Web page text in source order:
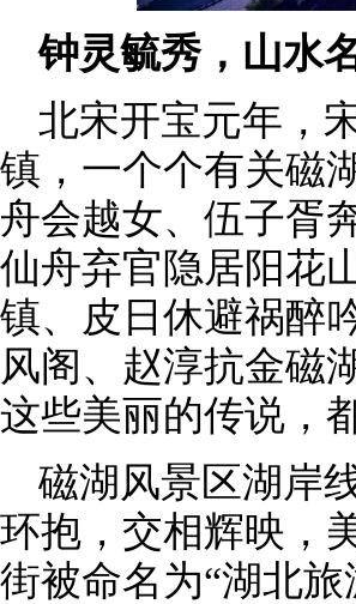
钟灵毓秀，山水
北宋开宝元年，
镇，一个个有关磁
舟会越女、伍子胥
仙舟弃官隐居阳花
镇、皮日休避祸醉
风阁、赵淳抗金
这些美丽的传说，
磁湖风景区湖岸
环抱，交相辉映，
街被命名为“湖北